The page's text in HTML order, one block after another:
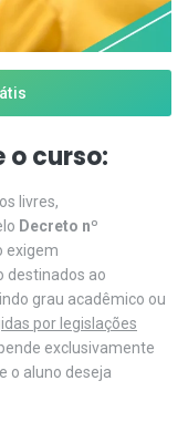
o curso:
livres,
Decreto nº
exigem
destinados ao
grau acadêmico ou
por legislações
exclusivamente
o aluno deseja